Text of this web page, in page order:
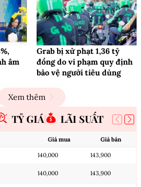
âm
Grab bị xử phạt 1,36 tỷ
đồng do vi phạm quy định
bảo vệ người tiêu dùng
Xem thêm
TỶ GIÁ LÃI SUẤT
Giá mua Giá bán
140,000 143,900
140,000 143,900